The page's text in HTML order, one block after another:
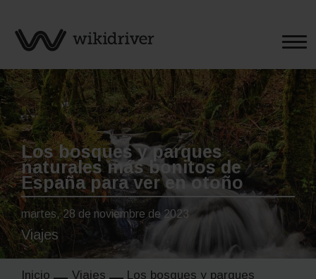
Los bosques y parques
naturales más bonitos de
España para ver en otoño
martes, 28 de noviembre de 2023
Viajes
Inicio Viajes
Los bosques y parques